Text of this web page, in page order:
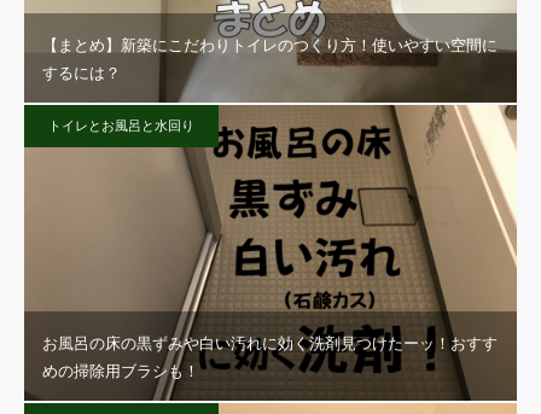
【まとめ】新築にこだわりトイレのつくり方！使いやすい空間に
するには？
トイレとお風呂と水回り
お風呂の床の黒ずみや白い汚れに効く洗剤見つけたーッ！おすす
めの掃除用ブラシも！